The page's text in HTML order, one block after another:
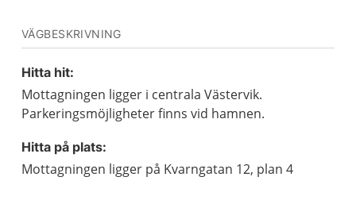
VÄGBESKRIVNING
Hitta hit:
Mottagningen ligger i centrala Västervik.
Parkeringsmöjligheter finns vid hamnen.
Hitta på plats:
Mottagningen ligger på Kvarngatan 12, plan 4